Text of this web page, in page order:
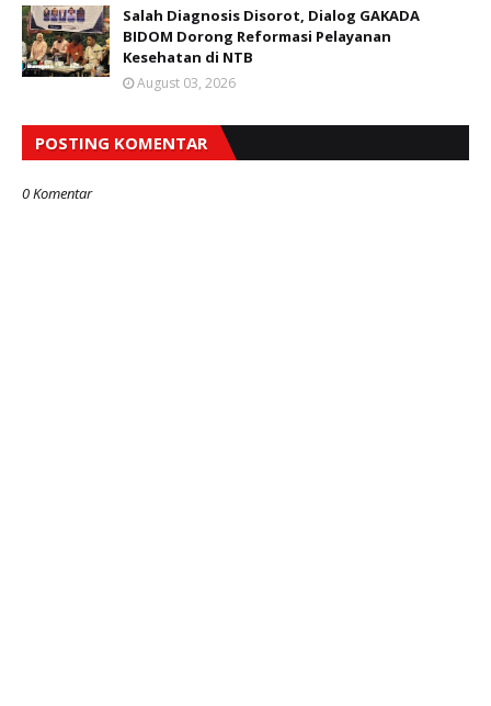
Salah Diagnosis Disorot, Dialog GAKADA
BIDOM Dorong Reformasi Pelayanan
Kesehatan di NTB
August 03, 2026
POSTING KOMENTAR
0 Komentar